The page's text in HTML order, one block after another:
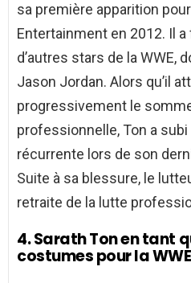
sa première apparition
Entertainment en 2012. Il
d’autres stars de la WWE,
Jason Jordan. Alors qu’il
progressivement le
professionnelle, Ton a
récurrente lors de son
Suite à sa blessure, le
retraite de la lutte
4. Sarath Ton en tant
costumes pour la WWE